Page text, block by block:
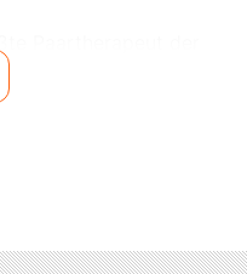
Absurdes aus dem
und Männern zu